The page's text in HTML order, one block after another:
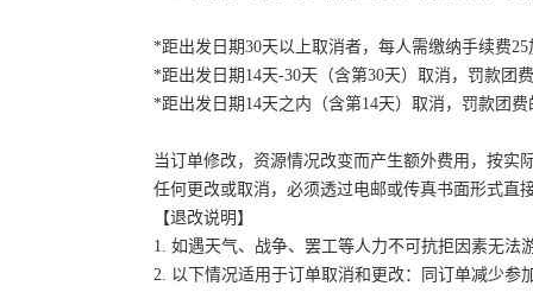
*距出发日期30天以上取消者，每人需缴纳手续费
*距出发日期14天-30天（含第30天）取消，罚款团
*距出发日期14天之内（含第14天）取消，罚款团费
当订单修改，资源情况改变而产生额外费用，按实
任何更改或取消，必须透过电邮或传真书面形式直
【退改说明】
1. 如遇天气、战争、罢工等人力不可抗拒因素无
2. 以下情况适用于订单取消和更改：同订单减少